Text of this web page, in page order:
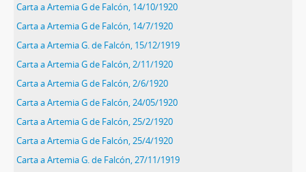
Carta a Artemia G de Falcón, 14/10/1920
Carta a Artemia G de Falcón, 14/7/1920
Carta a Artemia G. de Falcón, 15/12/1919
Carta a Artemia G de Falcón, 2/11/1920
Carta a Artemia G de Falcón, 2/6/1920
Carta a Artemia G de Falcón, 24/05/1920
Carta a Artemia G de Falcón, 25/2/1920
Carta a Artemia G de Falcón, 25/4/1920
Carta a Artemia G. de Falcón, 27/11/1919